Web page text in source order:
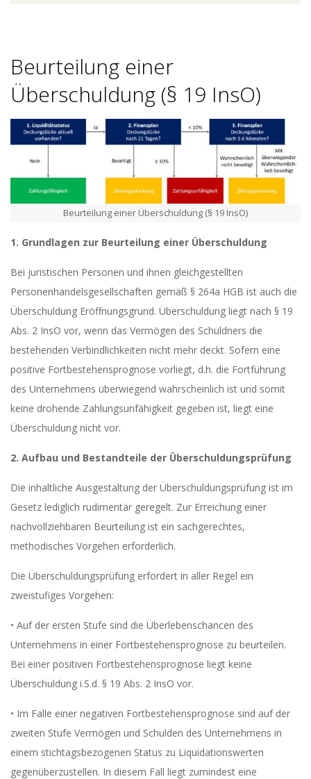
L
E
T
N
E
R
Beurteilung einer
Überschuldung (§ 19 InsO)
Beurteilung einer Überschuldung (§ 19 InsO)
1. Grundlagen zur Beurteilung einer Überschuldung
Bei juristischen Personen und ihnen gleichgestellten
Personenhandelsgesellschaften gemäß § 264a HGB ist auch die
Überschuldung Eröffnungsgrund. Überschuldung liegt nach § 19
Abs. 2 InsO vor, wenn das Vermögen des Schuldners die
bestehenden Verbindlichkeiten nicht mehr deckt. Sofern eine
positive Fortbestehensprognose vorliegt, d.h. die Fortführung
des Unternehmens überwiegend wahrscheinlich ist und somit
keine drohende Zahlungsunfähigkeit gegeben ist, liegt eine
Überschuldung nicht vor.
2. Aufbau und Bestandteile der Überschuldungsprüfung
Die inhaltliche Ausgestaltung der Überschuldungsprüfung ist im
Gesetz lediglich rudimentär geregelt. Zur Erreichung einer
nachvollziehbaren Beurteilung ist ein sachgerechtes,
methodisches Vorgehen erforderlich.
Die Überschuldungsprüfung erfordert in aller Regel ein
zweistufiges Vorgehen:
• Auf der ersten Stufe sind die Überlebenschancen des
Unternehmens in einer Fortbestehensprognose zu beurteilen.
Bei einer positiven Fortbestehensprognose liegt keine
Überschuldung i.S.d. § 19 Abs. 2 InsO vor.
• Im Falle einer negativen Fortbestehensprognose sind auf der
zweiten Stufe Vermögen und Schulden des Unternehmens in
einem stichtagsbezogenen Status zu Liquidationswerten
gegenüberzustellen. In diesem Fall liegt zumindest eine